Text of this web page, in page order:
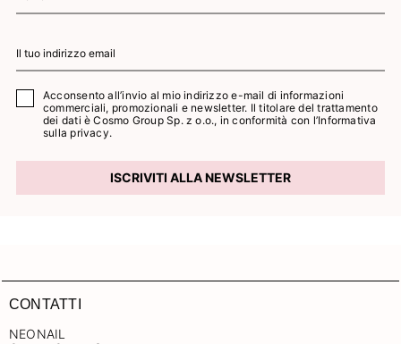
Acconsento all’invio al mio indirizzo e-mail di informazioni
commerciali, promozionali e newsletter. Il titolare del trattamento
dei dati è Cosmo Group Sp. z o.o., in conformità con l’Informativa
sulla privacy.
ISCRIVITI ALLA NEWSLETTER
CONTATTI
NEONAIL